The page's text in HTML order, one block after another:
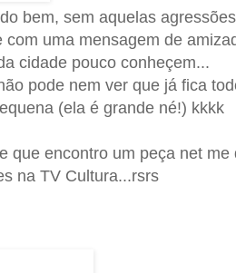
bem, sem aquelas agressões
uma mensagem de
cidade pouco conheçem...
pode nem ver que já fica
(ela é grande né!) kkkk
que encontro um peça net me
na TV Cultura...rsrs